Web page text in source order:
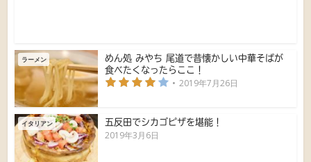
ラーメン
めん処 みやち 尾道で昔懐かしい中華そばが
食べたくなったらここ！
2019年7月26日
イタリアン 五反田でシカゴピザを堪能！
2019年3月6日